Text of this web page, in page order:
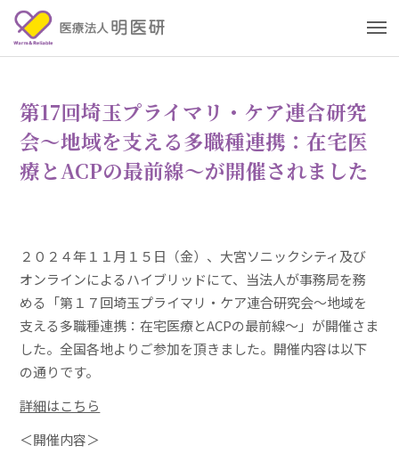
第17回埼玉プライマリ・ケア連合研究
会～地域を支える多職種連携：在宅医
療とACPの最前線～が開催されました
２０２４年１１月１５日（金）、大宮ソニックシティ及び
オンラインによるハイブリッドにて、当法人が事務局を務
める「第１７回埼玉プライマリ・ケア連合研究会～地域を
支える多職種連携：在宅医療とACPの最前線～」が開催さま
した。全国各地よりご参加を頂きました。開催内容は以下
の通りです。
詳細はこちら
＜開催内容＞